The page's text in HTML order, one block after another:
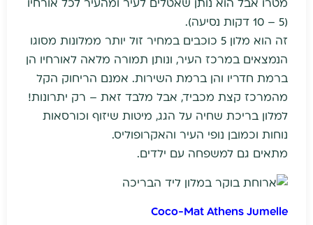
מטרו אבל הוא נותן שאטלים לעיר ומהעיר לכל אורחיו
(5 – 10 דקות נסיעה).
זה הוא מלון 5 כוכבים במחיר זול יותר ממלונות מסוגו
הנמצאים במרכז העיר, ונותן תמורה מלאה לאורחיו הן
ברמת חדריו והן ברמת השירות. אמנם הריחוק הקל
מהמרכז קצת מכביד, אבל מלבד זאת – רק יתרונות!
למלון בריכת שחיה על הגג, מיטות שיזוף וכורסאות
נוחות וכמובן נופי העיר והאקרופוליס.
מתאים גם למשפחה עם ילדים.
Coco-Mat Athens Jumelle